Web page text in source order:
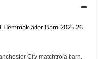
Barn 2025-26
City matchtröja barn